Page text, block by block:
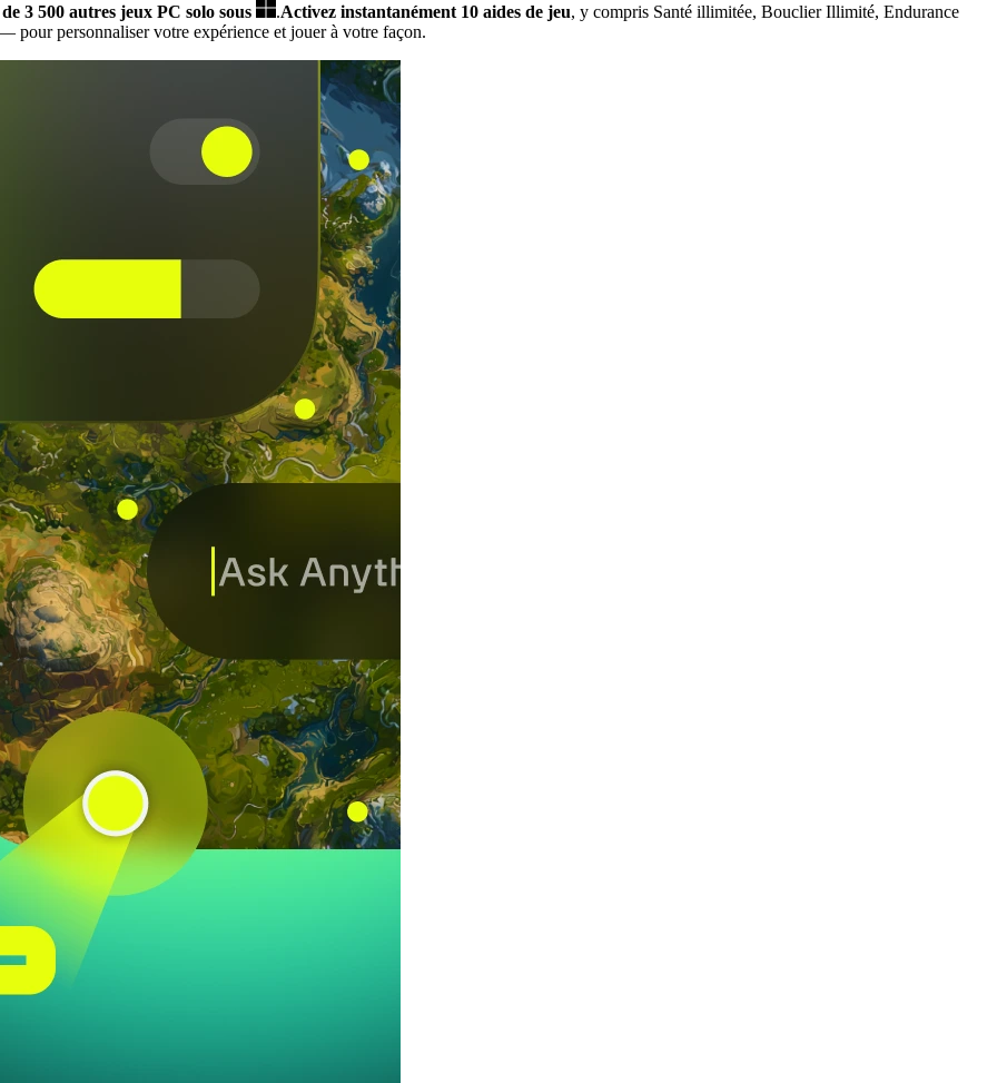
3 500 autres jeux PC solo sous .Activez instantanément 10 aides de jeu, y compris Santé illimitée, Bouclier Illimité, Endurance
pour personnaliser votre expérience et jouer à votre façon.